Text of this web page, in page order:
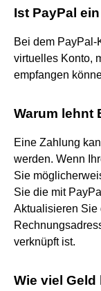
Ist PayPal
Bei dem PayPal-
virtuelles Konto,
empfangen
Warum lehnt
Eine Zahlung
werden. Wenn
Sie
Sie die mit
Aktualisieren Sie
verknüpft ist.
Wie viel Geld